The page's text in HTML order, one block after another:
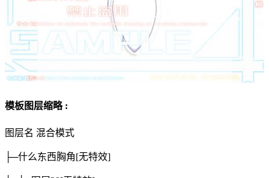
模板图层缩略 :
图层名 混合模式
├─什么东西胸角 [无特效]